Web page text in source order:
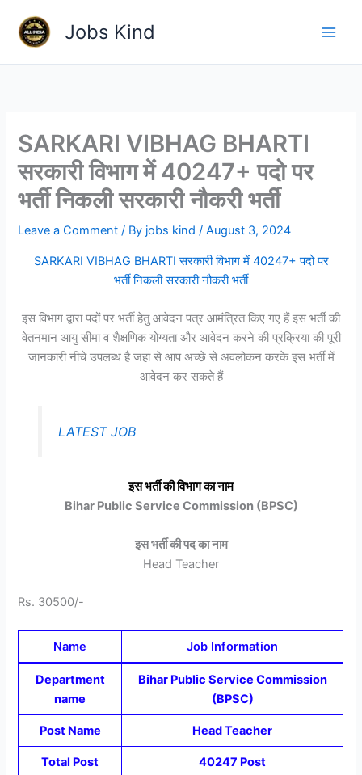
content
Jobs Kind
SARKARI VIBHAG BHARTI
सरकारी विभाग में 40247+ पदो पर
भर्ती निकली सरकारी नौकरी भर्ती
Leave a Comment / By jobs kind/August 3, 2024
SARKARI VIBHAG BHARTI सरकारी विभाग में 40247+ पदो पर
भर्ती निकली सरकारी नौकरी भर्ती
इस विभाग द्वारा पदों पर भर्ती हेतु आवेदन पत्र आमंत्रित किए गए हैं इस भर्ती की
वेतनमान आयु सीमा व शैक्षणिक योग्यता और आवेदन करने की प्रक्रिया की पूरी
जानकारी नीचे उपलब्ध है जहां से आप अच्छे से अवलोकन करके इस भर्ती में
आवेदन कर सकते हैं
LATEST JOB
इस भर्ती की विभाग का नाम
Bihar Public Service Commission (BPSC)
इस भर्ती की पद का नाम
Head Teacher
Rs. 30500/-
Name Job Information
Department
name
Bihar Public Service Commission
(BPSC)
Post Name Head Teacher
Total Post 40247 Post